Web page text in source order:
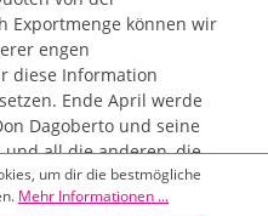
Exportmenge können wir
engen
diese Information
Ende April werde
Dagoberto und seine
und all die anderen, die
Neue bemühen einen
zu produzieren, um am
um dir die bestmögliche
Mehr Informationen ...